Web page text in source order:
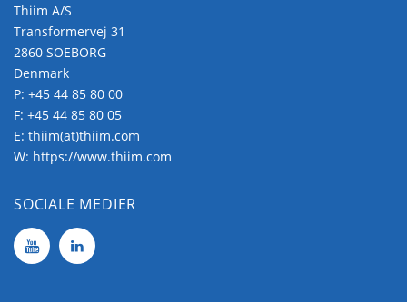
Thiim A/S
Transformervej 31
2860 SOEBORG
Denmark
P: +45 44 85 80 00
F: +45 44 85 80 05
E: thiim(at)thiim.com
W: https://www.thiim.com
SOCIALE MEDIER